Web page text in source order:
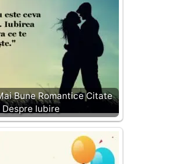
Bune Romantice Citate
Despre Iubire